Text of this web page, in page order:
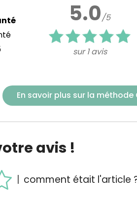
5.0/5
sur 1 avis
En savoir plus sur la méthode
avis !
comment était l'article